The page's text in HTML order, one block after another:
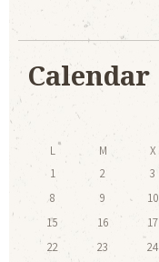
Calendar
L M X
1
2 3
8
9 10
15
16 17
22
23 24